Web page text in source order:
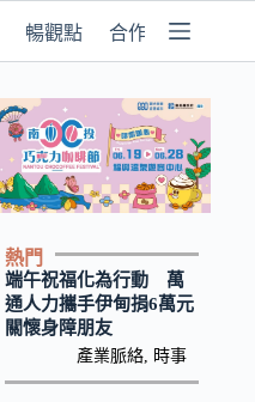
暢觀點 合作媒體
熱門
端午祝福化為行動 萬
通人力攜手伊甸捐6萬元
關懷身障朋友
產業脈絡 時事